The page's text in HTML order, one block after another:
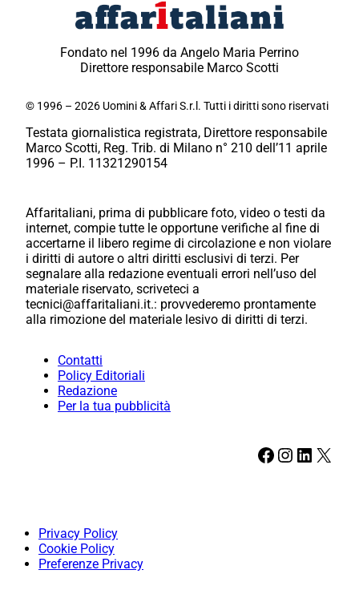
Fondato nel 1996 da Angelo Maria Perrino
Direttore responsabile Marco Scotti
© 1996 – 2026 Uomini & Affari S.r.l. Tutti i diritti sono riservati
Testata giornalistica registrata, Direttore responsabile
Marco Scotti, Reg. Trib. di Milano n° 210 dell’11 aprile
1996 – P.I. 11321290154
Affaritaliani, prima di pubblicare foto, video o testi da
internet, compie tutte le opportune verifiche al fine di
accertarne il libero regime di circolazione e non violare
i diritti di autore o altri diritti esclusivi di terzi. Per
segnalare alla redazione eventuali errori nell’uso del
materiale riservato, scriveteci a
tecnici@affaritaliani.it.: provvederemo prontamente
alla rimozione del materiale lesivo di diritti di terzi.
Contatti
Policy Editoriali
Redazione
Per la tua pubblicità
Facebook Instagram LinkedIn X
Privacy Policy
Cookie Policy
Preferenze Privacy